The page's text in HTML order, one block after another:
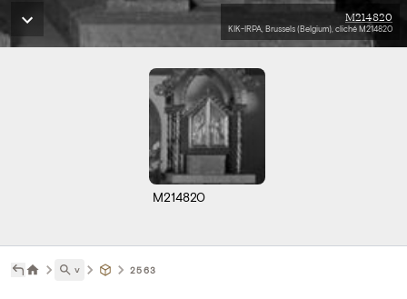
M214820
KIK-IRPA, Brussels (Belgium), cliché M214820
M214820
˅ 2563